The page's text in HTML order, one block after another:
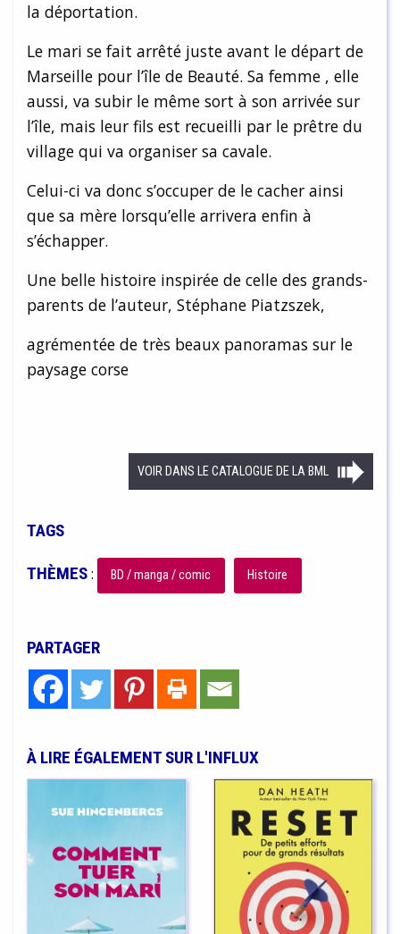
la déportation.
Le mari se fait arrêté juste avant le départ de
Marseille pour l’île de Beauté. Sa femme , elle
aussi, va subir le même sort à son arrivée sur
l’île, mais leur fils est recueilli par le prêtre du
village qui va organiser sa cavale.
Celui-ci va donc s’occuper de le cacher ainsi
que sa mère lorsqu’elle arrivera enfin à
s’échapper.
Une belle histoire inspirée de celle des grands-
parents de l’auteur, Stéphane Piatzszek,
agrémentée de très beaux panoramas sur le
paysage corse
VOIR DANS LE CATALOGUE DE LA BML
TAGS
THÈMES: BD / manga / comic Histoire
PARTAGER
À LIRE ÉGALEMENT SUR L'INFLUX